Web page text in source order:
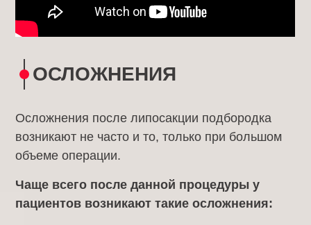
ОСЛОЖНЕНИЯ
Осложнения после липосакции подбородка
возникают не часто и то, только при большом
объеме операции.
Чаще всего после данной процедуры у
пациентов возникают такие осложнения: